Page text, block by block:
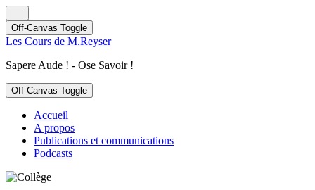
Off-Canvas Toggle
Les Cours de M.Reyser
Sapere Aude ! - Ose Savoir !
Off-Canvas Toggle
Accueil
A propos
Publications et communications
Podcasts